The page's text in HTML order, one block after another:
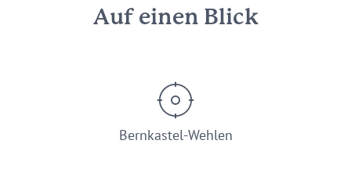
Auf einen Blick
Bernkastel-Wehlen